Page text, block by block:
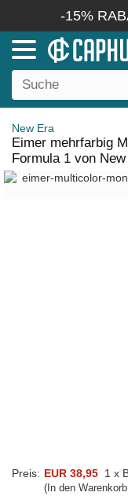
-15%
New Era
Eimer mehrfarbig
Formula 1 von
Preis: EUR 38,95 1 x
(In den